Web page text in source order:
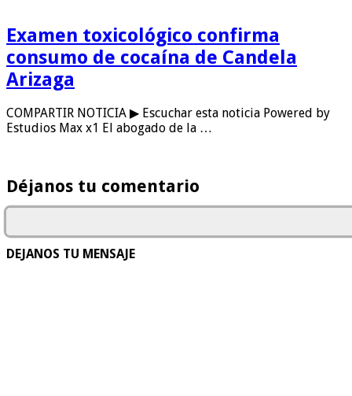
Examen toxicológico confirma
consumo de cocaína de Candela
Arizaga
COMPARTIR NOTICIA ▶ Escuchar esta noticia Powered by
Estudios Max x1 El abogado de la …
Déjanos tu comentario
DEJANOS TU MENSAJE